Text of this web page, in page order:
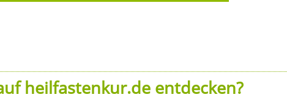
heilfastenkur.de entdecken?